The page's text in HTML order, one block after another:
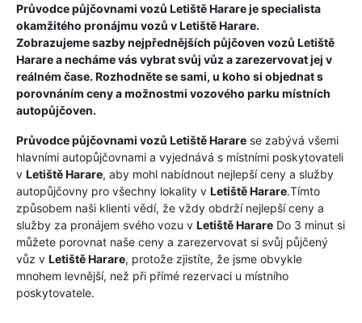
Průvodce půjčovnami vozů Letiště Harareje specialista
okamžitého pronájmu vozů vLetiště Harare.
Zobrazujeme sazby nejpřednějších půjčoven vozů Letiště
Hararea necháme vás vybrat svůj vůz a zarezervovat jej v
reálném čase. Rozhodněte se sami, u koho si objednat s
porovnáním ceny a možnostmi vozového parku místních
autopůjčoven.
Průvodce půjčovnami vozů Letiště Harare se zabývá všemi
hlavními autopůjčovnami a vyjednává s místními poskytovateli
v Letiště Harare, aby mohl nabídnout nejlepší ceny a služby
autopůjčovny pro všechny lokality v Letiště Harare.Tímto
způsobem naši klienti vědí, že vždy obdrží nejlepší ceny a
služby za pronájem svého vozu v Letiště Harare Do 3 minut si
můžete porovnat naše ceny a zarezervovat si svůj půjčený
vůz v Letiště Harare, protože zjistíte, že jsme obvykle
mnohem levnější, než při přímé rezervaci u místního
poskytovatele.